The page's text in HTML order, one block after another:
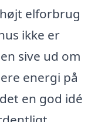
elforbrug
ikke er
sive ud om
energi på
en god idé